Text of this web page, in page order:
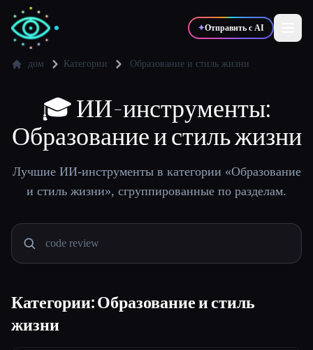
✦Отправить с AI
Писатели 🎨
💻 Разработчики 📈
🎓Студенты 🎬Креаторы
Сравнить инструменты
дом Категории Образование и стиль жизни
🎓ИИ-инструменты:
Образование и стиль жизни
Лучшие ИИ-инструменты в категории «Образование
и стиль жизни», сгруппированные по разделам.
Категории: Образование и стиль
жизни